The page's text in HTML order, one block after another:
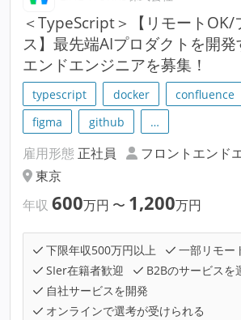
＜TypeScript＞【リモートOK/
ス】最先端AIプロダクトを開発
エンドエンジニアを募集！
typescript docker confluence
figma
github …
雇用形態 正社員
フロントエンド
東京
年収 600万円 〜 1,200万円
下限年収500万円以上
一部リモー
SIer在籍者歓迎
B2Bのサービスを
自社サービスを開発
オンラインで選考が受けられる